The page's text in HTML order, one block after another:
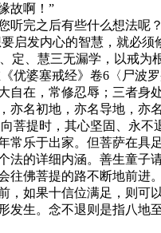
故啊！”
完之后有些什么想法呢？
启发内心的智慧，就必
定、慧三无漏学，以戒为
婆塞戒经》卷6〈尸波罗
自在，常修忍辱；三者身
亦名初地，亦名导地，亦
菩提时，其心坚固、永
常乐于出家。但菩萨在具
详细内涵。善生童子请
往佛菩提的路不断地前进
，如果十信位满足，则可
发生。念不退则是指八地